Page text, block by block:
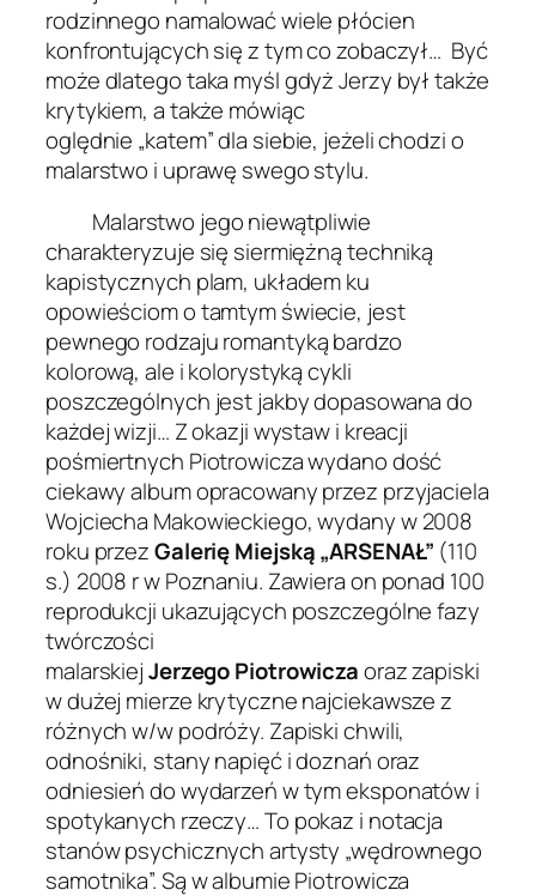
rodzinnego namalować wiele płócien
konfrontujących się z tym co zobaczył… Być
może dlatego taka myśl gdyż Jerzy był także
krytykiem, a także mówiąc
oględnie „katem”dla siebie, jeżeli chodzi o
malarstwo i uprawę swego stylu.
Malarstwo jego niewątpliwie
charakteryzuje się siermiężną techniką
kapistycznych plam, układem ku
opowieściom o tamtym świecie, jest
pewnego rodzaju romantyką bardzo
kolorową, ale i kolorystyką cykli
poszczególnych jest jakby dopasowana do
każdej wizji… Z okazji wystaw i kreacji
pośmiertnych Piotrowicza wydano dość
ciekawy album opracowany przez przyjaciela
Wojciecha Makowieckiego, wydany w 2008
roku przezGalerię Miejską„ARSENAŁ” (110
s.) 2008 r w Poznaniu. Zawiera on ponad 100
reprodukcji ukazujących poszczególne fazy
twórczości
malarskiejJerzegoPiotrowiczaoraz zapiski
w dużej mierze krytyczne najciekawsze z
różnych w/w podróży. Zapiski chwili,
odnośniki, stany napięć i doznań oraz
odniesień do wydarzeń w tym eksponatów i
spotykanych rzeczy… To pokaz i notacja
stanów psychicznych artysty „wędrownego
samotnika”. Są w albumie Piotrowicza